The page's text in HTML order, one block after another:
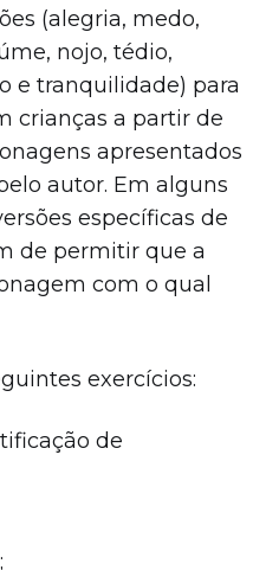
(alegria, medo,
nojo, tédio,
e tranquilidade) para
crianças a partir de
apresentados
autor. Em alguns
específicas de
de permitir que a
com o qual
exercícios:
de